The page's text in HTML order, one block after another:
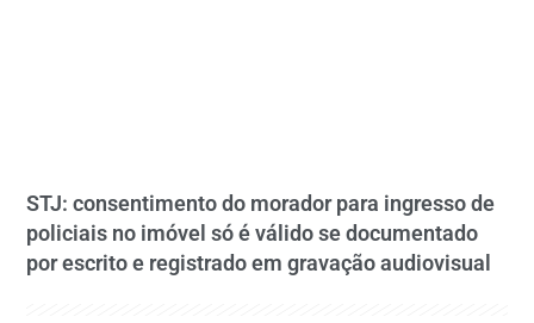
STJ: consentimento do morador para ingresso de
policiais no imóvel só é válido se documentado
por escrito e registrado em gravação audiovisual